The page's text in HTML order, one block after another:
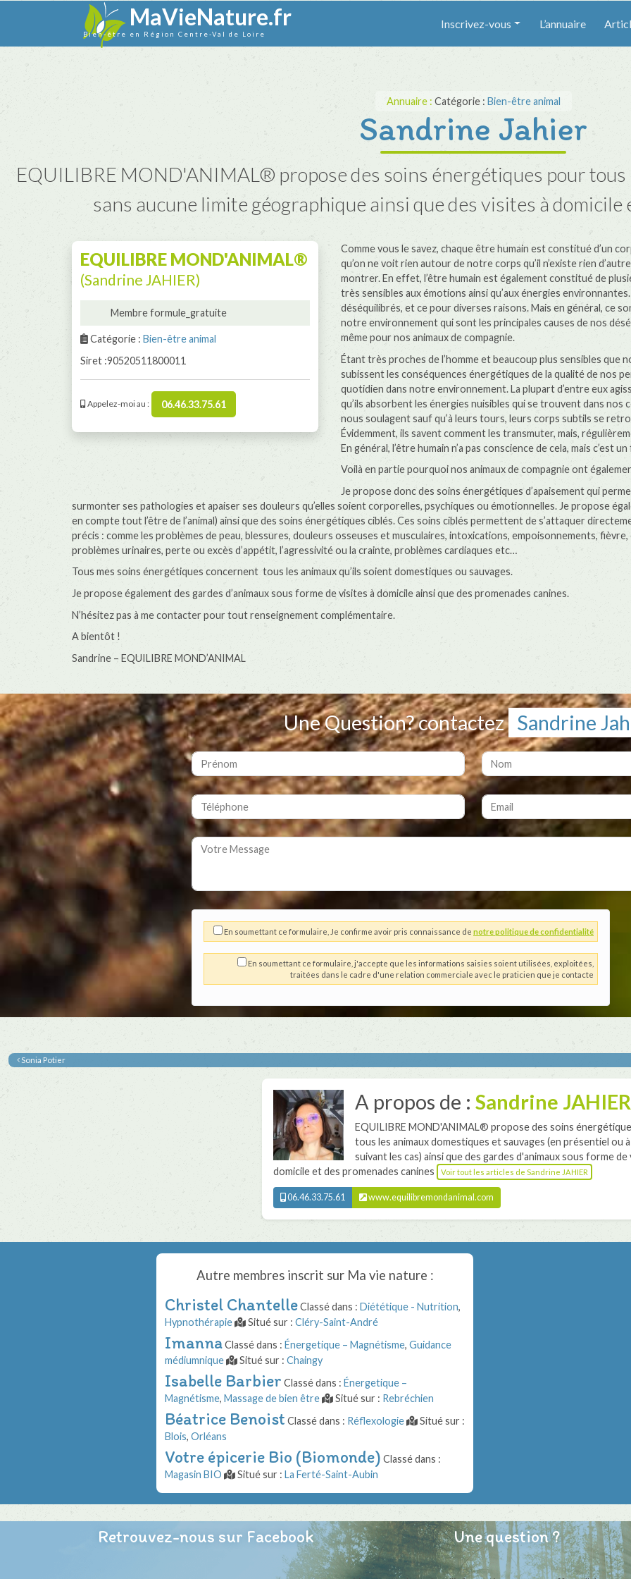
MaVieNature.fr
Bien-être en Région Centre-Val de Loire
Inscrivez-vous L’annuaire
Annuaire : Catégorie : Bien-être animal
Sandrine Jahier
EQUILIBRE MOND'ANIMAL® propose des soins énergétiques pour
sans aucune limite géographique ainsi que des visites à
EQUILIBRE MOND'ANIMAL®
(Sandrine JAHIER)
Membre formule_gratuite
Catégorie : Bien-être animal
Siret :90520511800011
Appelez-moi au : 06.46.33.75.61
Comme vous le savez, chaque être humain est constitué d’un
qu’on ne voit rien autour de notre corps qu’il n’existe rien
montrer. En effet, l’être humain est également constitué de
très sensibles aux émotions ainsi qu’aux énergies
déséquilibrés, et ce pour diverses raisons. Mais en général, ce
notre environnement qui sont les principales causes de nos
même pour nos animaux de compagnie.
Étant très proches de l’homme et beaucoup plus sensibles que
subissent les conséquences énergétiques de la qualité de nos
quotidien dans notre environnement. La plupart d’entre eux
qu’ils absorbent les énergies nuisibles qui se trouvent dans
nous soulagent sauf qu’à leurs tours, leurs corps subtils se
Évidemment, ils savent comment les transmuter, mais,
En général, l’être humain n’a pas conscience de cela, mais c’est
Voilà en partie pourquoi nos animaux de compagnie ont
Je propose donc des soins énergétiques d’apaisement qui
surmonter ses pathologies et apaiser ses douleurs qu’elles soient corporelles, psychiques ou émotionnelles. Je propose
en compte tout l’être de l’animal) ainsi que des soins énergétiques ciblés. Ces soins ciblés permettent de s’attaquer
précis : comme les problèmes de peau, blessures, douleurs osseuses et musculaires, intoxications, empoisonnements,
problèmes urinaires, perte ou excès d’appétit, l’agressivité ou la crainte, problèmes cardiaques etc…
Tous mes soins énergétiques concernent tous les animaux qu’ils soient domestiques ou sauvages.
Je propose également des gardes d’animaux sous forme de visites à domicile ainsi que des promenades canines.
N’hésitez pas à me contacter pour tout renseignement complémentaire.
A bientôt !
Sandrine – EQUILIBRE MOND’ANIMAL
Une Question? contactez Sandrine
En soumettant ce formulaire, Je confirme avoir pris connaissance de notre politique de confidentialité
En soumettant ce formulaire, j'accepte que les informations saisies soient utilisées, exploitées,
traitées dans le cadre d'une relation commerciale avec le praticien que je contacte
Sonia Potier
A propos de : Sandrine JAHIER
EQUILIBRE MOND'ANIMAL® propose des soins
tous les animaux domestiques et sauvages (en présentiel ou
suivant les cas) ainsi que des gardes d'animaux sous forme de
domicile et des promenades canines
Voir tout les articles de Sandrine JAHIER
06.46.33.75.61 www.equilibremondanimal.com
Autre membres inscrit sur Ma vie nature :
Christel ChantelleClassé dans : Diététique - Nutrition,
Hypnothérapie
Situé sur : Cléry-Saint-André
ImannaClassé dans : Énergetique – Magnétisme, Guidance
médiumnique
Situé sur : Chaingy
Isabelle Barbier Classé dans : Énergetique –
Magnétisme, Massage de bien être Situé sur : Rebréchien
Béatrice Benoist Classé dans : Réflexologie
Situé sur :
Blois, Orléans
Votre épicerie Bio (Biomonde) Classé dans :
Magasin BIO
Situé sur : La Ferté-Saint-Aubin
Retrouvez-nous sur Facebook Une question ?